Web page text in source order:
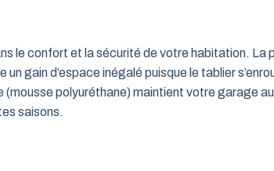
le confort et la sécurité de votre habitation.
gain d’espace inégalé puisque le tablier
polyuréthane) maintient votre garage
saisons.